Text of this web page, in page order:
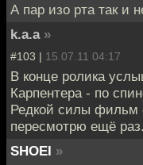
А пар изо рта так и
k.a.a »
#103 | 15.07.11 04:17
В конце ролика
Карпентера - по
Редкой силы фильм
пересмотрю ещё раз.
SHOEI »